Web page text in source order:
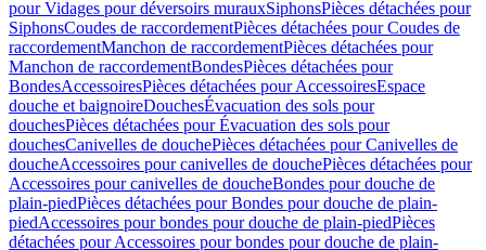
pour Vidages pour déversoirs murauxSiphonsPièces détachées pour
SiphonsCoudes de raccordementPièces détachées pour Coudes de
raccordementManchon de raccordementPièces détachées pour
Manchon de raccordementBondesPièces détachées pour
BondesAccessoiresPièces détachées pour AccessoiresEspace
douche et baignoireDouchesÉvacuation des sols pour
douchesPièces détachées pour Évacuation des sols pour
douchesCanivelles de douchePièces détachées pour Canivelles de
doucheAccessoires pour canivelles de douchePièces détachées pour
Accessoires pour canivelles de doucheBondes pour douche de
plain-piedPièces détachées pour Bondes pour douche de plain-
piedAccessoires pour bondes pour douche de plain-piedPièces
détachées pour Accessoires pour bondes pour douche de plain-